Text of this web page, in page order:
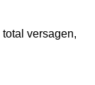
versagen,